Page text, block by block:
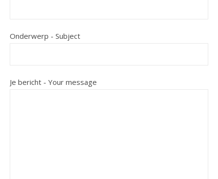
Onderwerp - Subject
Je bericht - Your message